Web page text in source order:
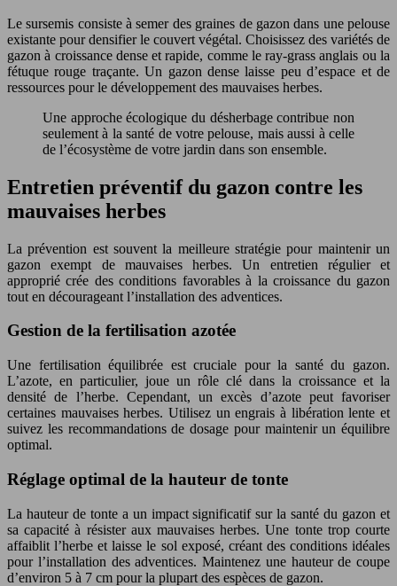
Le sursemis consiste à semer des graines de gazon dans une pelouse
existante pour densifier le couvert végétal. Choisissez des variétés de
gazon à croissance dense et rapide, comme le ray-grass anglais ou la
fétuque rouge traçante. Un gazon dense laisse peu d’espace et de
ressources pour le développement des mauvaises herbes.
Une approche écologique du désherbage contribue non
seulement à la santé de votre pelouse, mais aussi à celle
de l’écosystème de votre jardin dans son ensemble.
Entretien préventif du gazon contre les
mauvaises herbes
La prévention est souvent la meilleure stratégie pour maintenir un
gazon exempt de mauvaises herbes. Un entretien régulier et
approprié crée des conditions favorables à la croissance du gazon
tout en décourageant l’installation des adventices.
Gestion de la fertilisation azotée
Une fertilisation équilibrée est cruciale pour la santé du gazon.
L’azote, en particulier, joue un rôle clé dans la croissance et la
densité de l’herbe. Cependant, un excès d’azote peut favoriser
certaines mauvaises herbes. Utilisez un engrais à libération lente et
suivez les recommandations de dosage pour maintenir un équilibre
optimal.
Réglage optimal de la hauteur de tonte
La hauteur de tonte a un impact significatif sur la santé du gazon et
sa capacité à résister aux mauvaises herbes. Une tonte trop courte
affaiblit l’herbe et laisse le sol exposé, créant des conditions idéales
pour l’installation des adventices. Maintenez une hauteur de coupe
d’environ 5 à 7 cm pour la plupart des espèces de gazon.